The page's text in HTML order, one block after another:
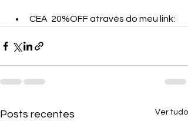
CEA  20%OFF através do meu link:
Posts recentes Ver tudo